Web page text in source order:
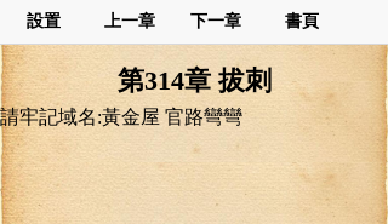
設置 上一章 下一章 書頁
第314章 拔刺
請牢記域名:黃金屋 官路彎彎